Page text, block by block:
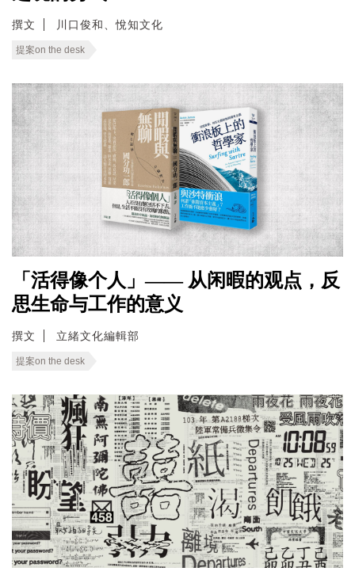
撰文 川口俊和、悅知文化
提案on the desk
「活得像个人」—— 从闲暇的观点，反
思生命与工作的意义
撰文 立緒文化編輯部
提案on the desk